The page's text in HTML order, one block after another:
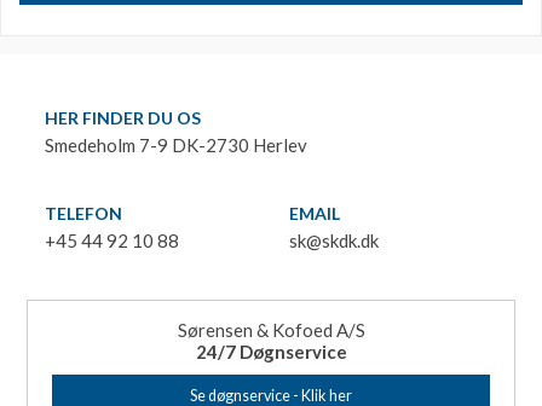
HER FINDER DU OS
Smedeholm 7-9 DK-2730 Herlev
TELEFON
+45 44 92 10 88
EMAIL
sk@skdk.dk
Sørensen & Kofoed A/S
24/7 Døgnservice
Se døgnservice - Klik her